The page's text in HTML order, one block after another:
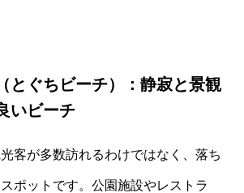
とぐちビーチ）：静寂と景観
いビーチ
客が多数訪れるわけではなく、落ち
ポットです。公園施設やレストラ